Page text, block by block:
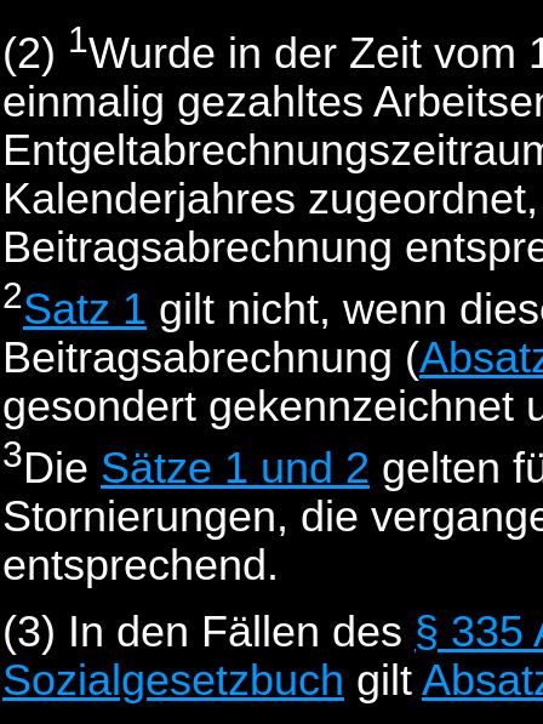
(2) 1Wurde in der Zeit vom
einmalig gezahltes
Kalenderjahres
Beitragsabrechnung
2Satz 1 gilt nicht, wenn
Beitragsabrechnung (
gesondert gekennzeichnet
3Die Sätze 1 und 2 gelten
Stornierungen, die
entsprechend.
(3) In den Fällen des § 335
Sozialgesetzbuch gilt